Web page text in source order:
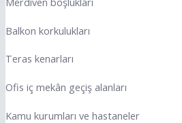
Balkon korkulukları
Teras kenarları
Ofis iç mekân geçiş alanları
Kamu kurumları ve hastaneler